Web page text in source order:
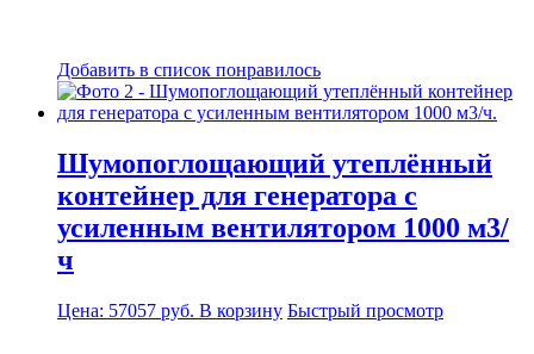
Добавить в список понравилось
Шумопоглощающий утеплённый
контейнер для генератора с
усиленным вентилятором 1000 м3/
ч
Цена: 57057 руб. В корзину Быстрый просмотр